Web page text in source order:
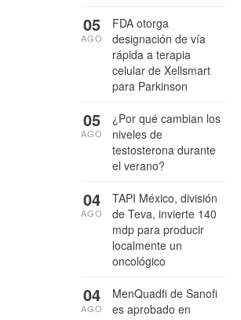
FDA otorga
designación de vía
rápida a terapia
celular de Xellsmart
para Parkinson
05
AGO
¿Por qué cambian los
niveles de
testosterona durante
el verano?
05
AGO
TAPI México, división
de Teva, invierte 140
mdp para producir
localmente un
oncológico
04
AGO
MenQuadfi de Sanofi
es aprobado en
04
AGO